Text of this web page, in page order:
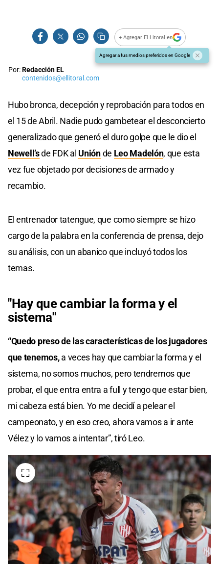
+ Agregar El Litoral en
Agregar a tus medios preferidos en Google
Por:Redacción EL
contenidos@ellitoral.com
Hubo bronca, decepción y reprobación para todos en
el 15 de Abril. Nadie pudo gambetear el desconcierto
generalizado que generó el duro golpe que le dio el
Newell’sde FDK al Uniónde Leo Madelón, que esta
vez fue objetado por decisiones de armado y
recambio.
El entrenador tatengue, que como siempre se hizo
cargo de la palabra en la conferencia de prensa, dejo
su análisis, con un abanico que incluyó todos los
temas.
"Hay que cambiar la forma y el
sistema"
“Quedo preso de las características de los jugadores
que tenemos,a veces hay que cambiar la forma y el
sistema, no somos muchos, pero tendremos que
probar, el que entra entra a full y tengo que estar bien,
mi cabeza está bien. Yo me decidí a pelear el
campeonato, y en eso creo, ahora vamos a ir ante
Vélez y lo vamos a intentar”, tiró Leo.